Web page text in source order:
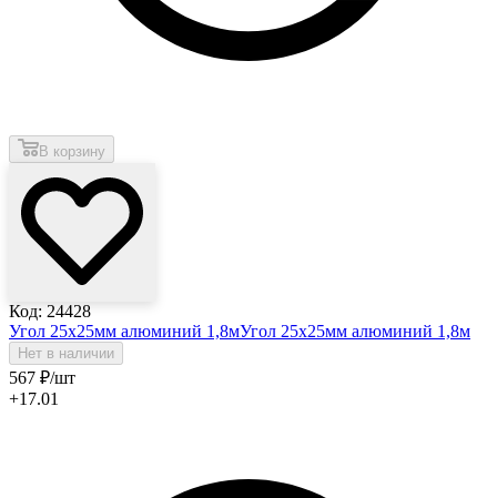
В корзину
Код: 24428
Угол 25х25мм алюминий 1,8мУгол 25х25мм алюминий 1,8м
Нет в наличии
567 ₽/шт
+17.01